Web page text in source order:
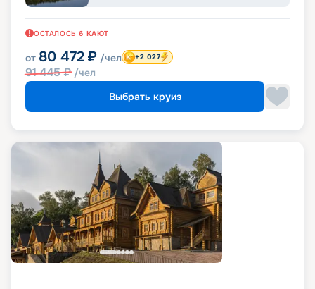
ОСТАЛОСЬ 6 КАЮТ
от 80 472 ₽ /чел
91 445₽ /чел
+2 027
Выбрать круиз